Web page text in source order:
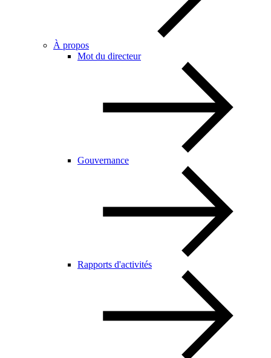
À propos
Mot du directeur
Gouvernance
Rapports d'activités